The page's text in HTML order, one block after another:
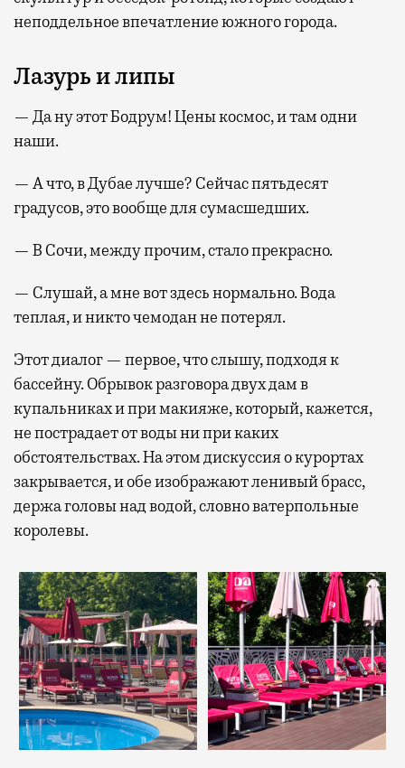
неподдельное впечатление южного города.
Лазурь и липы
— Да ну этот Бодрум! Цены космос, и там одни
наши.
— А что, в Дубае лучше? Сейчас пятьдесят
градусов, это вообще для сумасшедших.
— В Сочи, между прочим, стало прекрасно.
— Слушай, а мне вот здесь нормально. Вода
теплая, и никто чемодан не потерял.
Этот диалог — первое, что слышу, подходя к
бассейну. Обрывок разговора двух дам в
купальниках и при макияже, который, кажется,
не пострадает от воды ни при каких
обстоятельствах. На этом дискуссия о курортах
закрывается, и обе изображают ленивый брасс,
держа головы над водой, словно ватерпольные
королевы.